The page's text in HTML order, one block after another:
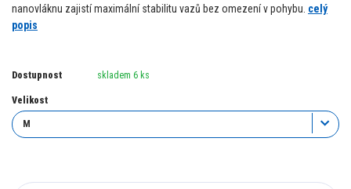
nanovláknu zajistí maximální stabilitu vazů bez omezení v pohybu. celý
popis
Dostupnost skladem 6 ks
Velikost